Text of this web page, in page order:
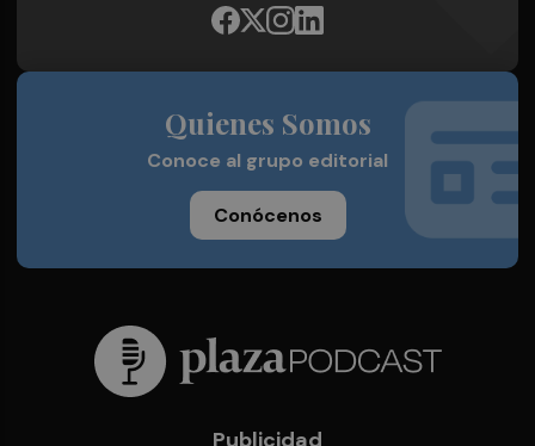
Quienes Somos
Conoce al grupo editorial
Conócenos
Publicidad